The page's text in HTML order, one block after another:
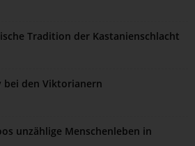
Tradition der Kastanienschlacht
bei den Viktorianern
unzählige Menschenleben in